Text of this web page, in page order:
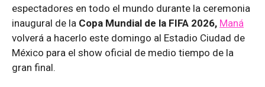
espectadores en todo el mundo durante la ceremonia
inaugural de la Copa Mundial de la FIFA 2026, Maná
volverá a hacerlo este domingo al Estadio Ciudad de
México para el show oficial de medio tiempo de la
gran final.